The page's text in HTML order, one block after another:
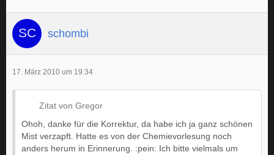
schombi
17. März 2010 um 19:34
Zitat von Gregor
Ohoh, danke für die Korrektur, da habe ich ja ganz schönen
Mist verzapft. Hatte es von der Chemievorlesung noch
anders herum in Erinnerung. :pein: Ich bitte vielmals um